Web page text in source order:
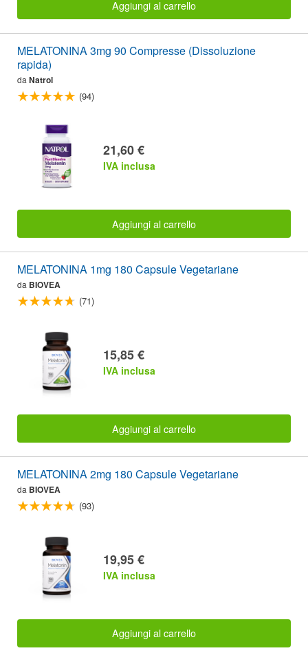
Aggiungi al carrello
MELATONINA 3mg 90 Compresse (Dissoluzione
rapida)
da Natrol
(94)
21,60 €
IVA inclusa
Aggiungi al carrello
MELATONINA 1mg 180 Capsule Vegetariane
da BIOVEA
(71)
15,85 €
IVA inclusa
Aggiungi al carrello
MELATONINA 2mg 180 Capsule Vegetariane
da BIOVEA
(93)
19,95 €
IVA inclusa
Aggiungi al carrello